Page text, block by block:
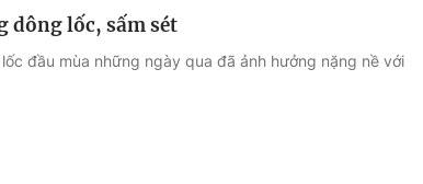
dông lốc, sấm sét
đầu mùa những ngày qua đã ảnh hưởng nặng nề với